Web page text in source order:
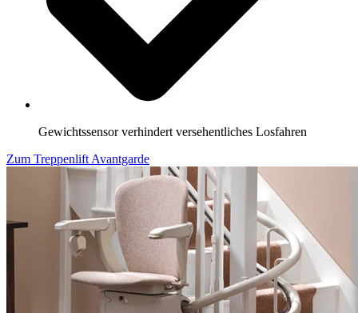
Gewichtssensor verhindert versehentliches Losfahren
Zum Treppenlift Avantgarde